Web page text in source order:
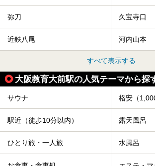
弥刀 久宝寺口
近鉄八尾 河内山本
すべて表示する
大阪教育大前駅の人気テーマから探
サウナ 格安（
駅近（徒歩10分以内） 露天風呂
ひとり旅・一人旅 水風呂